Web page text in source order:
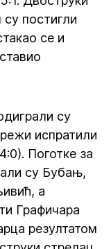
су постигли
се и
су
испратили
Поготке за
су Бубањ,
а
Графичара
резултатом